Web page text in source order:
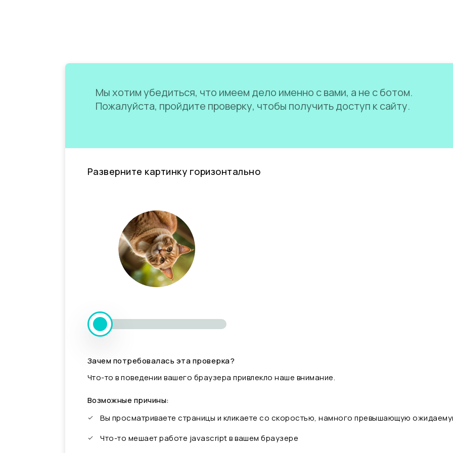
Мы хотим убедиться, что имеем дело именно с вами, а не с ботом.
Пожалуйста, пройдите проверку, чтобы получить доступ к сайту.
Разверните картинку горизонтально
Зачем потребовалась эта проверка?
Что-то в поведении вашего браузера привлекло наше внимание.
Возможные причины:
Вы просматриваете страницы и кликаете со скоростью, намного превышающую
Что-то мешает работе javascript в вашем браузере